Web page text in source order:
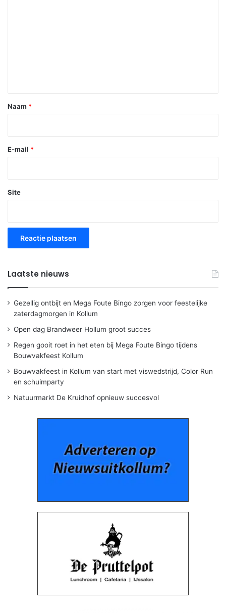
*
Naam *
E-mail *
Site
Laatste nieuws
Gezellig ontbijt en Mega Foute Bingo zorgen voor feestelijke
zaterdagmorgen in Kollum
Open dag Brandweer Hollum groot succes
Regen gooit roet in het eten bij Mega Foute Bingo tijdens
Bouwvakfeest Kollum
Bouwvakfeest in Kollum van start met viswedstrijd, Color Run
en schuimparty
Natuurmarkt De Kruidhof opnieuw succesvol